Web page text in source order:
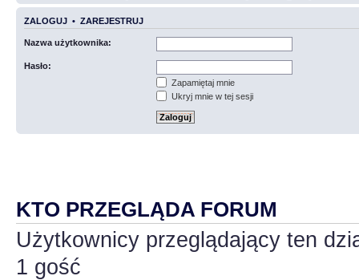
ZALOGUJ • ZAREJESTRUJ
Nazwa użytkownika:
Hasło:
Zapamiętaj mnie
Ukryj mnie w tej sesji
KTO PRZEGLĄDA FORUM
Użytkownicy przeglądający ten
1 gość